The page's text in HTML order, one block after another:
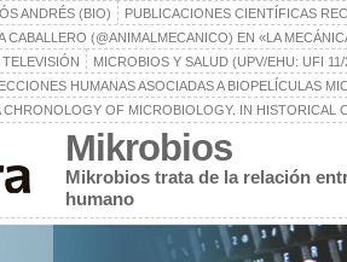
ANDRÉS (BIO)
PUBLICACIONES CIENTÍFICAS
CABALLERO (@ANIMALMECANICO) EN «LA
MICROBIOS Y SALUD (UPV/EHU: UFI
HUMANAS ASOCIADAS A BIOPELÍCULAS
CHRONOLOGY OF MICROBIOLOGY. IN
Mikrobios
Mikrobios trata de la relación
humano